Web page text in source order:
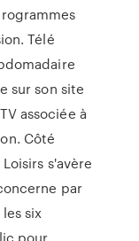
Télé
sur son site
associée à
Côté
s'avère
par
six
pour